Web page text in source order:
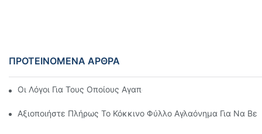
ΠΡΟΤΕΙΝΌΜΕΝΑ ΆΡΘΡΑ
Οι Λόγοι Για Τους Οποίους Αγαπάμε Το Κόκκινο Φύλλο
Αξιοποιήστε Πλήρως Το Κόκκινο Φύλλο Αγλαόνημα Για Να